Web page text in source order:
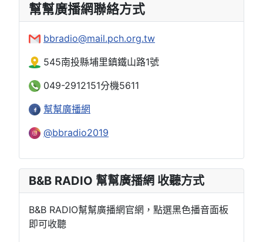
幫幫廣播網聯絡方式
bbradio@mail.pch.org.tw
545南投縣埔里鎮鐵山路1號
049-2912151分機5611
幫幫廣播網
@bbradio2019
B&B RADIO 幫幫廣播網 收聽方式
B&B RADIO幫幫廣播網官網，點選黑色播音面板
即可收聽